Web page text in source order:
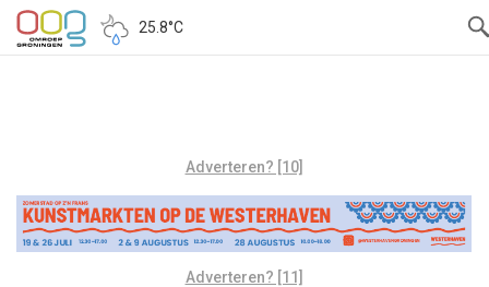
25.8°C
Adverteren? [10]
Adverteren? [11]